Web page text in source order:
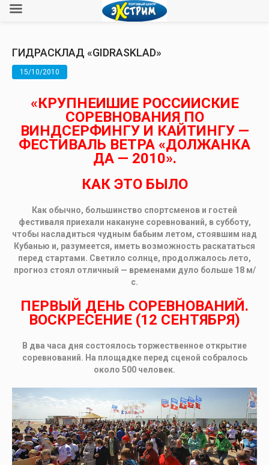
ГИДРАСКЛАД «GIDRASKLAD»
15/10/2010
«КРУПНЕЙШИЕ РОССИЙСКИЕ
СОРЕВНОВАНИЯ ПО
ВИНДСЕРФИНГУ И КАЙТИНГУ —
ФЕСТИВАЛЬ ВЕТРА «ДОЛЖАНКА
ДА — 2010».
КАК ЭТО БЫЛО
Как обычно, большинство спортсменов и гостей
фестиваля приехали накануне соревнований, в субботу,
чтобы насладиться чудным бабьим летом, стоявшим над
Кубанью и, разумеется, иметь возможность раскататься
перед стартами. Светило солнце, продолжалось лето,
прогноз стоял отличный — временами дуло больше 18 м/
с.
ПЕРВЫЙ ДЕНЬ СОРЕВНОВАНИЙ.
ВОСКРЕСЕНИЕ (12 СЕНТЯБРЯ)
В два часа дня состоялось торжественное открытие
соревнований. На площадке перед сценой собралось
около 500 человек.